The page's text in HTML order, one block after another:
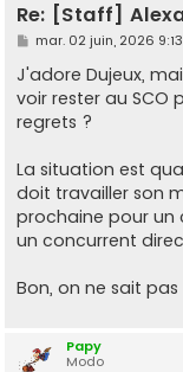
Re: [Staff]
M
s
s
a
g
e
mar. 02 juin, 2026
J'adore Dujeux,
voir rester au SCO
regrets ?
La situation est
doit travailler son
prochaine pour un
un concurrent
Bon, on ne sait
Papy
Modo